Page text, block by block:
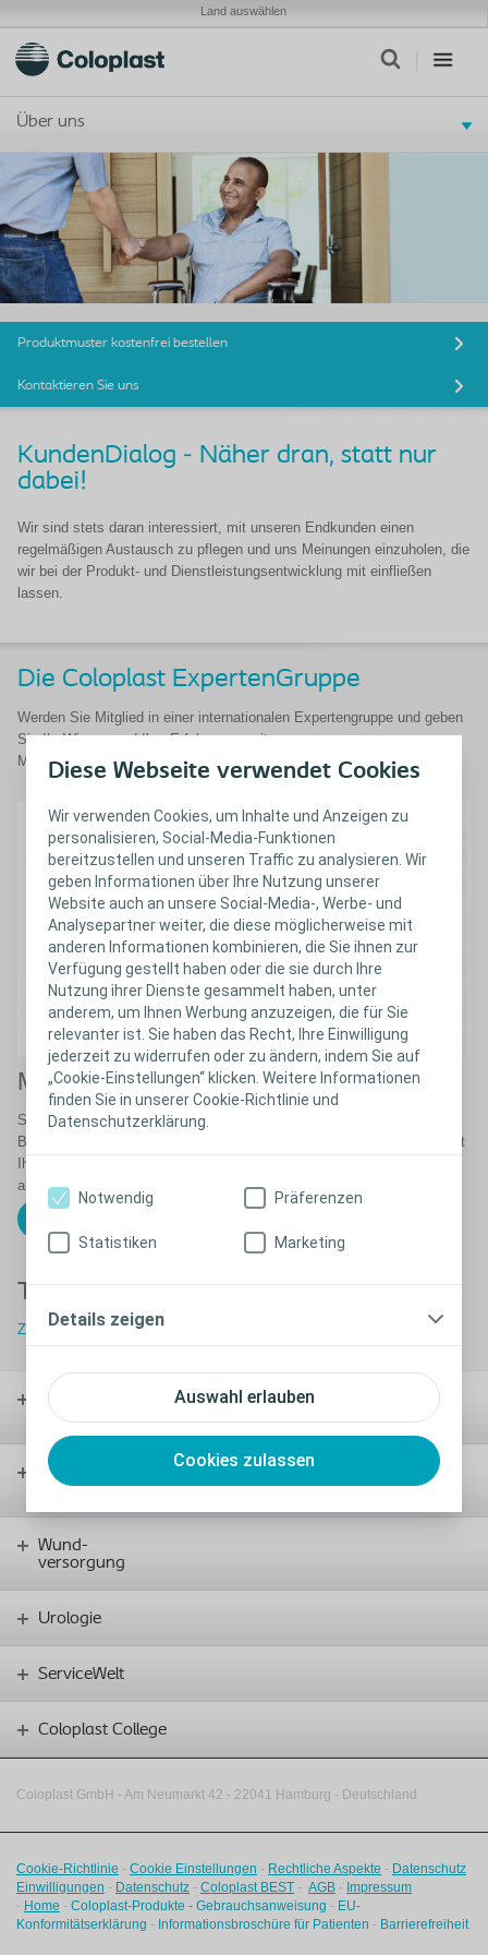
Diese Webseite verwendet Cookies
Wir verwenden Cookies, um Inhalte und Anzeigen zu
personalisieren, Social-Media-Funktionen
bereitzustellen und unseren Traffic zu analysieren. Wir
geben Informationen über Ihre Nutzung unserer
Website auch an unsere Social-Media-, Werbe- und
Analysepartner weiter, die diese möglicherweise mit
anderen Informationen kombinieren, die Sie ihnen zur
Verfügung gestellt haben oder die sie durch Ihre
Nutzung ihrer Dienste gesammelt haben, unter
anderem, um Ihnen Werbung anzuzeigen, die für Sie
relevanter ist. Sie haben das Recht, Ihre Einwilligung
jederzeit zu widerrufen oder zu ändern, indem Sie auf
„Cookie-Einstellungen“ klicken. Weitere Informationen
finden Sie in unserer Cookie-Richtlinie und
Datenschutzerklärung.
Auswahl erlauben
Cookies zulassen
Notwendig Präferenzen
Statistiken Marketing
Details zeigen
Land auswählen
Über uns
Produktmuster kostenfrei bestellen
Kontaktieren Sie uns
KundenDialog - Näher dran, statt nur
dabei!
Wir sind stets daran interessiert, mit unseren Endkunden einen
regelmäßigen Austausch zu pflegen und uns Meinungen einzuholen, die
wir bei der Produkt- und Dienstleistungsentwicklung mit einfließen
lassen.
Die Coloplast ExpertenGruppe
Werden Sie Mitglied in einer internationalen Expertengruppe und geben
Sie Ihr Wissen und Ihre Erfahrugen weiter.
Melden Sie sich jetzt an!
Mitdenken, Mithelfen, Mitgestalten
Sie sind Anwender von Kontinenzprodukten bzw.
Blasen-/Darmmanagementlösungen oder Stomaträger und möchten mit
Ihrem Erfahrungsschatz dazu beitragen, unsere Produkte noch besser
auf Ihre Bedürfnisse abzustimmen?
Treten Sie der ExpertenGruppe bei.
Zur Anmeldung
Stoma-
versorgung
Kontinenz-
versorgung
Wund-
versorgung
Urologie
ServiceWelt
Coloplast College
Coloplast GmbH - Am Neumarkt 42 ‑ 22041 Hamburg - Deutschland
Cookie-Richtlinie - Cookie Einstellungen - Rechtliche Aspekte - Datenschutz
Einwilligungen - Datenschutz - Coloplast BEST - AGB - Impressum
- Home - Coloplast-Produkte - Gebrauchsanweisung - EU-
Konformitätserklärung - Informationsbroschüre für Patienten - Barrierefreiheit